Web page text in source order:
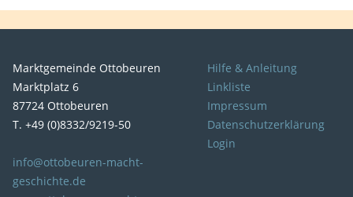
Marktgemeinde Ottobeuren
Marktplatz 6
87724 Ottobeuren
T. +49 (0)8332/9219-50
info@ottobeuren-macht-
geschichte.de
Hilfe & Anleitung
Linkliste
Impressum
Datenschutzerklärung
Login